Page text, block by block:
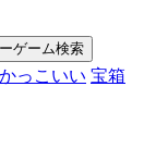
かっこいい 宝箱